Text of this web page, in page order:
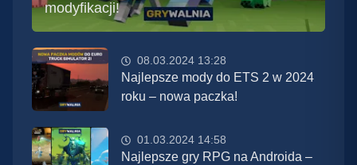
modyfikacji!
08.03.2024 13:28
Najlepsze mody do ETS 2 w 2024
roku – nowa paczka!
01.03.2024 14:58
Najlepsze gry RPG na Androida –